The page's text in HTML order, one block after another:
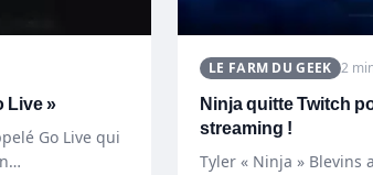
Live »
Go Live qui
LE FARM DU GEEK 2
Ninja quitte Twitch
streaming !
Tyler « Ninja » Blevins